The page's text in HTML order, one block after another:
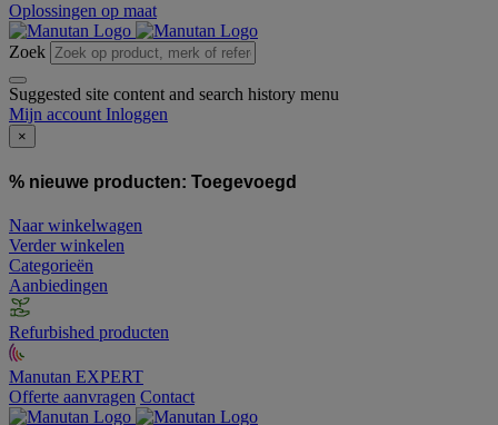
Oplossingen op maat
Zoek
Suggested site content and search history menu
Mijn account Inloggen
×
% nieuwe producten: Toegevoegd
Naar winkelwagen
Verder winkelen
Categorieën
Aanbiedingen
Refurbished producten
Manutan EXPERT
Offerte aanvragen Contact